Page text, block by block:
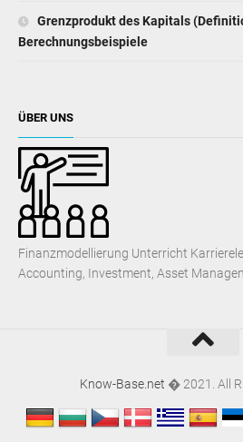
Banken in der Schweiz - Liste der
Bitcoin (Übersicht, Bedeutung) -
Technologie?
Berechnungsbeispiele
Finanzmodellierung Unterricht